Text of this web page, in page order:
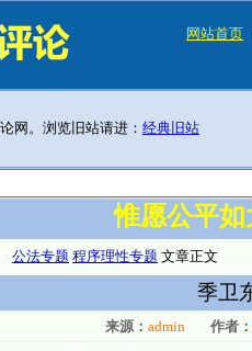
网站首页
网。浏览旧站请进： 经典旧站
惟愿公平如
公法专题 程序理性专题 文章正文
季卫
来源： admin 作者：